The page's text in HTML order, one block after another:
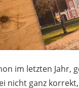
im letzten Jahr,
nicht ganz